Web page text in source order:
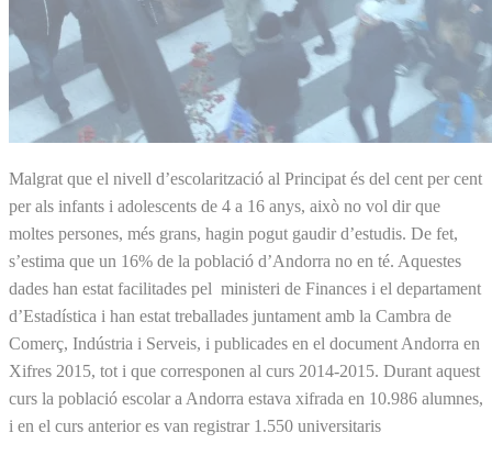
Malgrat que el nivell d’escolarització al Principat és del cent per cent
per als infants i adolescents de 4 a 16 anys, això no vol dir que
moltes persones, més grans, hagin pogut gaudir d’estudis. De fet,
s’estima que un 16% de la població d’Andorra no en té. Aquestes
dades han estat facilitades pel ministeri de Finances i el departament
d’Estadística i han estat treballades juntament amb la Cambra de
Comerç, Indústria i Serveis, i publicades en el document Andorra en
Xifres 2015, tot i que corresponen al curs 2014-2015. Durant aquest
curs la població escolar a Andorra estava xifrada en 10.986 alumnes,
i en el curs anterior es van registrar 1.550 universitaris